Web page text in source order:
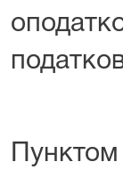
Пунктом